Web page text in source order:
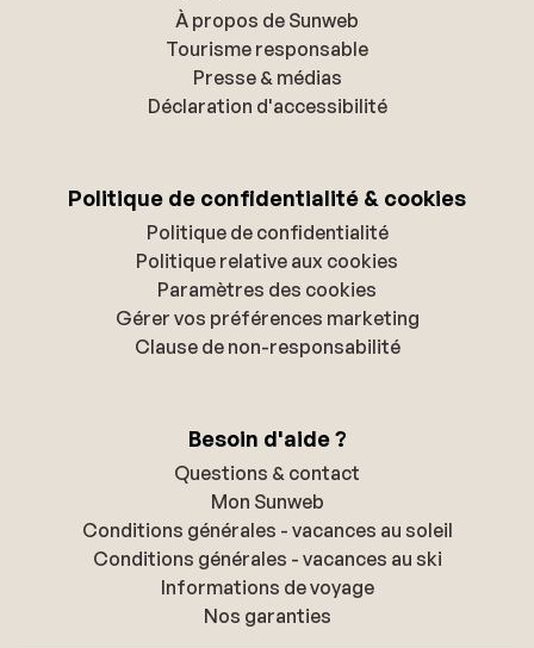
À propos de Sunweb
Tourisme responsable
Presse & médias
Déclaration d'accessibilité
Politique de confidentialité & cookies
Politique de confidentialité
Politique relative aux cookies
Paramètres des cookies
Gérer vos préférences marketing
Clause de non-responsabilité
Besoin d'aide ?
Questions & contact
Mon Sunweb
Conditions générales - vacances au soleil
Conditions générales - vacances au ski
Informations de voyage
Nos garanties